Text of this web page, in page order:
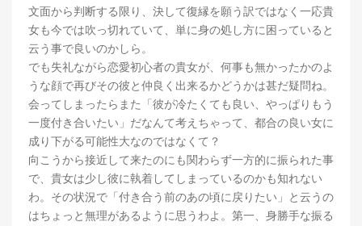
文面から判断する限り、決して復縁を願う訳ではなく一応貴
女も今では吹っ切れていて、単に身の処し方に困っていると
云う事で良いのかしら。
でも失礼ながら恋愛初心者の貴女が、何事も無かったかのよ
うな顔で再びその彼と仲良く出来るかどうかは甚だ疑問ね。
会ってしまったらまた「彼が冷たくても良い、やっぱりもう
一度付き合いたい」だなんて考えちゃって、都合の良い女に
成り下がる可能性大なのではなくて？
向こうから接近して来たのにも関わらず一方的に振られた事
で、貴女は少し彼に執着してしまっているのかも知れない
わ。その状況で「付き合う前のあの頃に戻りたい」と云うの
はちょっと無理があるように思うわよ。第一、身勝手な振る